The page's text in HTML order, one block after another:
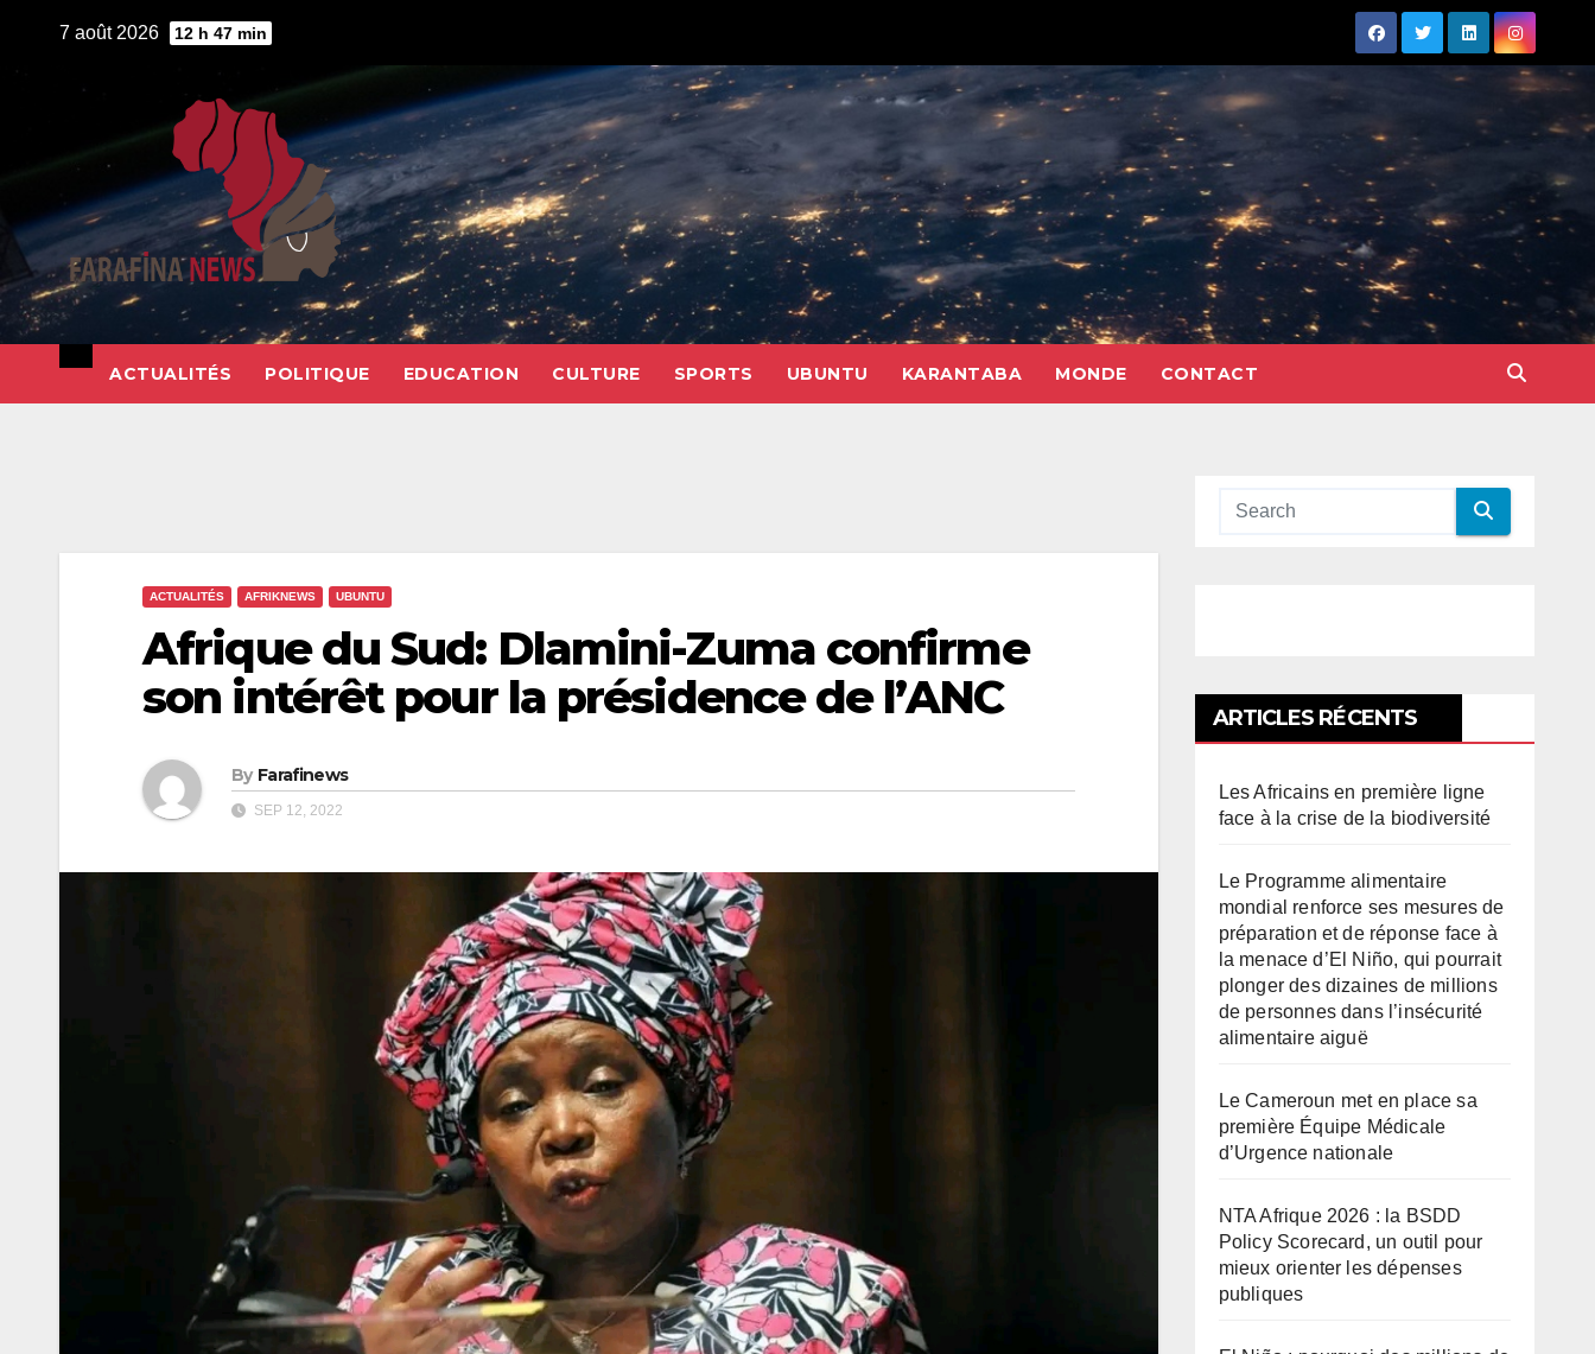
7 août 2026 12 h 47 min
ACTUALITÉS POLITIQUE EDUCATION CULTURE SPORTS UBUNTU KARANTABA MONDE CONTACT
ACTUALITÉS AFRIKNEWS UBUNTU
Afrique du Sud: Dlamini-Zuma confirme
son intérêt pour la présidence de l’ANC
By Farafinews
SEP 12, 2022
ARTICLES RÉCENTS
Les Africains en première ligne
face à la crise de la biodiversité
Le Programme alimentaire
mondial renforce ses mesures de
préparation et de réponse face à
la menace d’El Niño, qui pourrait
plonger des dizaines de millions
de personnes dans l’insécurité
alimentaire aiguë
Le Cameroun met en place sa
première Équipe Médicale
d’Urgence nationale
NTA Afrique 2026 : la BSDD
Policy Scorecard, un outil pour
mieux orienter les dépenses
publiques